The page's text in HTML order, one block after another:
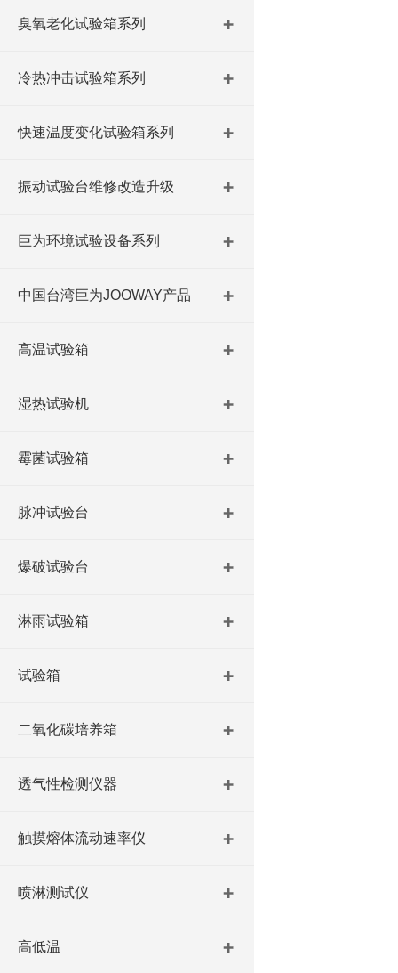
臭氧老化试验箱系列
冷热冲击试验箱系列
快速温度变化试验箱系列
振动试验台维修改造升级
巨为环境试验设备系列
中国台湾巨为JOOWAY产品
高温试验箱
湿热试验机
霉菌试验箱
脉冲试验台
爆破试验台
淋雨试验箱
试验箱
二氧化碳培养箱
透气性检测仪器
触摸熔体流动速率仪
喷淋测试仪
高低温